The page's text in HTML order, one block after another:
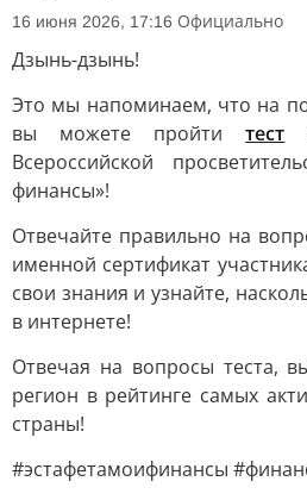
16 июня 2026, 17:16 Официально
Дзынь-дзынь!
Это мы напоминаем, что на
вы можете пройтитест
Всероссийской
финансы»!
Отвечайте правильно на
именной сертификат
свои знания и узнайте,
в интернете!
Отвечая на вопросы теста,
регион в рейтинге самых
страны!
#эстафетамоифинансы